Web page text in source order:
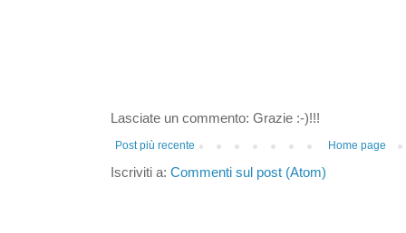
Lasciate un commento: Grazie :-)!!!
Post più recente Home page
Iscriviti a: Commenti sul post (Atom)